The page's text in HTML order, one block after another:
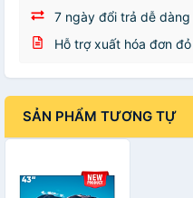
7 ngày đổi trả dễ dàng
Hỗ trợ xuất hóa đơn đỏ
SẢN PHẨM TƯƠNG TỰ